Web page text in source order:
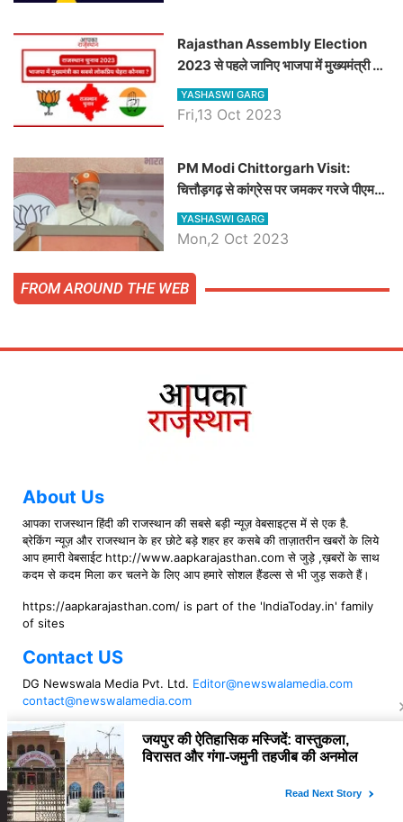
Rajasthan Assembly Election
2023 से पहले जानिए भाजपा में मुख्यमंत्री का
सबसे लोकप्रिय चेहरा कौनसा ?
YASHASWI GARG
Fri,13 Oct 2023
PM Modi Chittorgarh Visit:
चित्तौड़गढ़ से कांग्रेस पर जमकर गरजे पीएम
मोदी, जाने प्रधानमंत्री के भाषण की बड़ी
बातें, देखें वीडियो
YASHASWI GARG
Mon,2 Oct 2023
FROM AROUND THE WEB
About Us
आपका राजस्थान हिंदी की राजस्थान की सबसे बड़ी न्यूज़ वेबसाइट्स में से एक है.
ब्रेकिंग न्यूज़ और राजस्थान के हर छोटे बड़े शहर हर कसबे की ताज़ातरीन खबरों के लिये
आप हमारी वेबसाईट http://www.aapkarajasthan.com से जुड़े ,ख़बरों के साथ
कदम से कदम मिला कर चलने के लिए आप हमारे सोशल हैंडल्स से भी जुड़ सकते हैं।
https://aapkarajasthan.com/ is part of the 'IndiaToday.in' family
of sites
Contact US
DG Newswala Media Pvt. Ltd. Editor@newswalamedia.com
contact@newswalamedia.com
Follow US
Copyright © 2021 aapkarajasthan